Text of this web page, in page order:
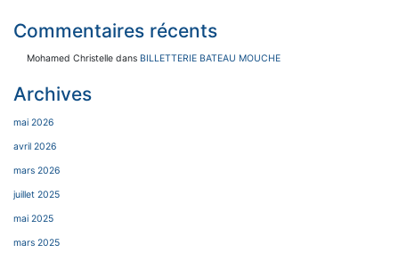
Commentaires récents
Mohamed Christelle dans BILLETTERIE BATEAU MOUCHE
Archives
mai 2026
avril 2026
mars 2026
juillet 2025
mai 2025
mars 2025